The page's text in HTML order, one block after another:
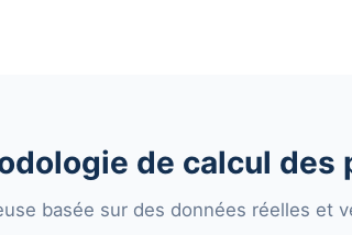
de calcul des
basée sur des données réelles et